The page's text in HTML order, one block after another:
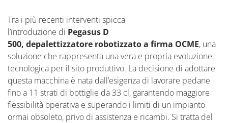
Tra i più recenti interventi spicca
l’introduzione di Pegasus D
500, depalettizzatore robotizzato a firma OCME, una
soluzione che rappresenta una vera e propria evoluzione
tecnologica per il sito produttivo. La decisione di adottare
questa macchina è nata dall’esigenza di lavorare pedane
fino a 11 strati di bottiglie da 33 cl, garantendo maggiore
flessibilità operativa e superando i limiti di un impianto
ormai obsoleto, privo di assistenza e ricambi. Si tratta del